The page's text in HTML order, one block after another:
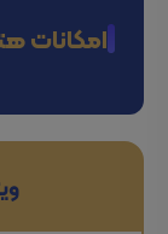
امکانات